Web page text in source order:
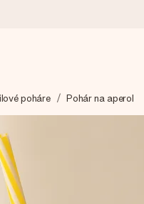
odošleme – aby ste ho
Google Reviews hodnotia
poháre Pohár na aperol